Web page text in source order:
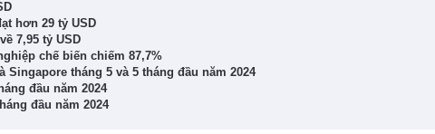
hơn 29 tỷ USD
7,95 tỷ USD
chế biến chiếm 87,7%
tháng 5 và 5 tháng đầu năm 2024
đầu năm 2024
đầu năm 2024